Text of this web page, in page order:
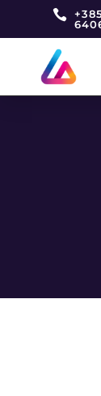
